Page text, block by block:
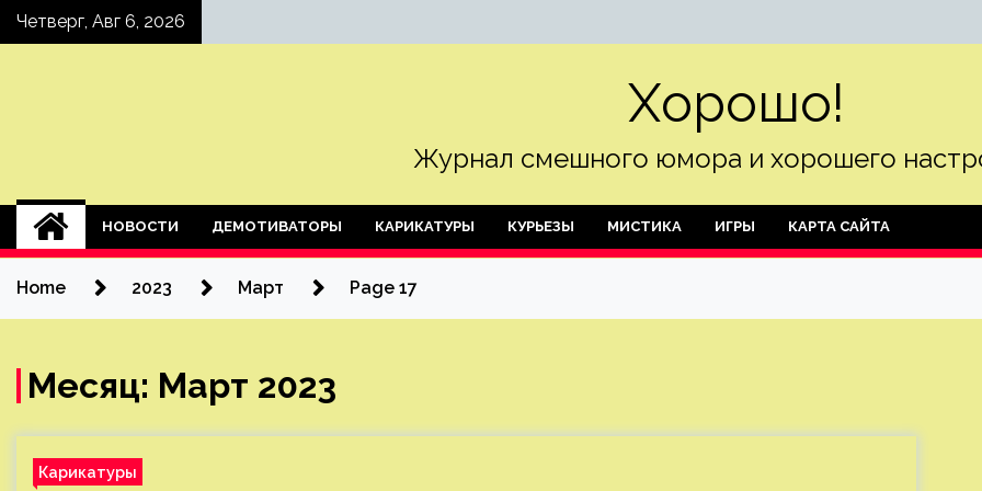
SkipЧетверг, Авг 6, 2026
Хорошо!
Журнал смешного юмора и хорошего
НОВОСТИ ДЕМОТИВАТОРЫ КАРИКАТУРЫ КУРЬЕЗЫ МИСТИКА ИГРЫ КАРТА САЙТА
Home 2023 Март Page 17
Месяц: Март 2023
Карикатуры